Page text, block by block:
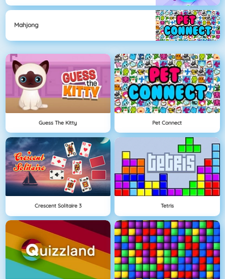
Mahjong
Guess The Kitty Pet Connect
Crescent Solitaire 3 Tetris